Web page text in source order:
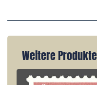
Weitere Produkte